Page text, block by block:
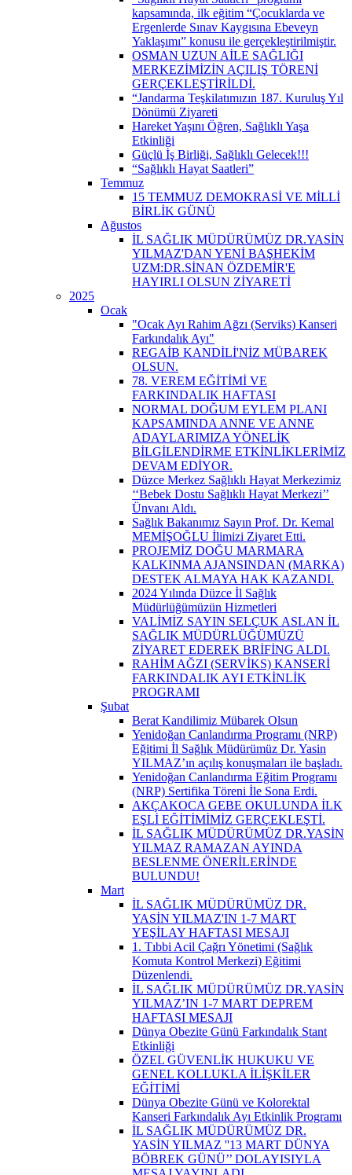
kapsamında, ilk eğitim “Çocuklarda ve
Ergenlerde Sınav Kaygısına Ebeveyn
Yaklaşımı” konusu ile gerçekleştirilmiştir.
OSMAN UZUN AİLE SAĞLIĞI
MERKEZİMİZİN AÇILIŞ TÖRENİ
GERÇEKLEŞTİRİLDİ.
“Jandarma Teşkilatımızın 187. Kuruluş Yıl
Dönümü Ziyareti
Hareket Yaşını Öğren, Sağlıklı Yaşa
Etkinliği
Güçlü İş Birliği, Sağlıklı Gelecek!!!
“Sağlıklı Hayat Saatleri”
Temmuz
15 TEMMUZ DEMOKRASİ VE MİLLİ
BİRLİK GÜNÜ
Ağustos
İL SAĞLIK MÜDÜRÜMÜZ DR.YASİN
YILMAZ'DAN YENİ BAŞHEKİM
UZM:DR.SİNAN ÖZDEMİR'E
HAYIRLI OLSUN ZİYARETİ
2025
Ocak
"Ocak Ayı Rahim Ağzı (Serviks) Kanseri
Farkındalık Ayı"
REGAİB KANDİLİ'NİZ MÜBAREK
OLSUN.
78. VEREM EĞİTİMİ VE
FARKINDALIK HAFTASI
NORMAL DOĞUM EYLEM PLANI
KAPSAMINDA ANNE VE ANNE
ADAYLARIMIZA YÖNELİK
BİLGİLENDİRME ETKİNLİKLERİMİZ
DEVAM EDİYOR.
Düzce Merkez Sağlıklı Hayat Merkezimiz
‘‘Bebek Dostu Sağlıklı Hayat Merkezi’’
Ünvanı Aldı.
Sağlık Bakanımız Sayın Prof. Dr. Kemal
MEMİŞOĞLU İlimizi Ziyaret Etti.
PROJEMİZ DOĞU MARMARA
KALKINMA AJANSINDAN (MARKA)
DESTEK ALMAYA HAK KAZANDI.
2024 Yılında Düzce İl Sağlık
Müdürlüğümüzün Hizmetleri
VALİMİZ SAYIN SELÇUK ASLAN İL
SAĞLIK MÜDÜRLÜĞÜMÜZÜ
ZİYARET EDEREK BRİFİNG ALDI.
RAHİM AĞZI (SERVİKS) KANSERİ
FARKINDALIK AYI ETKİNLİK
PROGRAMI
Şubat
Berat Kandilimiz Mübarek Olsun
Yenidoğan Canlandırma Programı (NRP)
Eğitimi İl Sağlık Müdürümüz Dr. Yasin
YILMAZ’ın açılış konuşmaları ile başladı.
Yenidoğan Canlandırma Eğitim Programı
(NRP) Sertifika Töreni İle Sona Erdi.
AKÇAKOCA GEBE OKULUNDA İLK
EŞLİ EĞİTİMİMİZ GERÇEKLEŞTİ.
İL SAĞLIK MÜDÜRÜMÜZ DR.YASİN
YILMAZ RAMAZAN AYINDA
BESLENME ÖNERİLERİNDE
BULUNDU!
Mart
İL SAĞLIK MÜDÜRÜMÜZ DR.
YASİN YILMAZ'IN 1-7 MART
YEŞİLAY HAFTASI MESAJI
1. Tıbbi Acil Çağrı Yönetimi (Sağlık
Komuta Kontrol Merkezi) Eğitimi
Düzenlendi.
İL SAĞLIK MÜDÜRÜMÜZ DR.YASİN
YILMAZ’IN 1-7 MART DEPREM
HAFTASI MESAJI
Dünya Obezite Günü Farkındalık Stant
Etkinliği
ÖZEL GÜVENLİK HUKUKU VE
GENEL KOLLUKLA İLİŞKİLER
EĞİTİMİ
Dünya Obezite Günü ve Kolorektal
Kanseri Farkındalık Ayı Etkinlik Programı
İL SAĞLIK MÜDÜRÜMÜZ DR.
YASİN YILMAZ ''13 MART DÜNYA
BÖBREK GÜNÜ’’ DOLAYISIYLA